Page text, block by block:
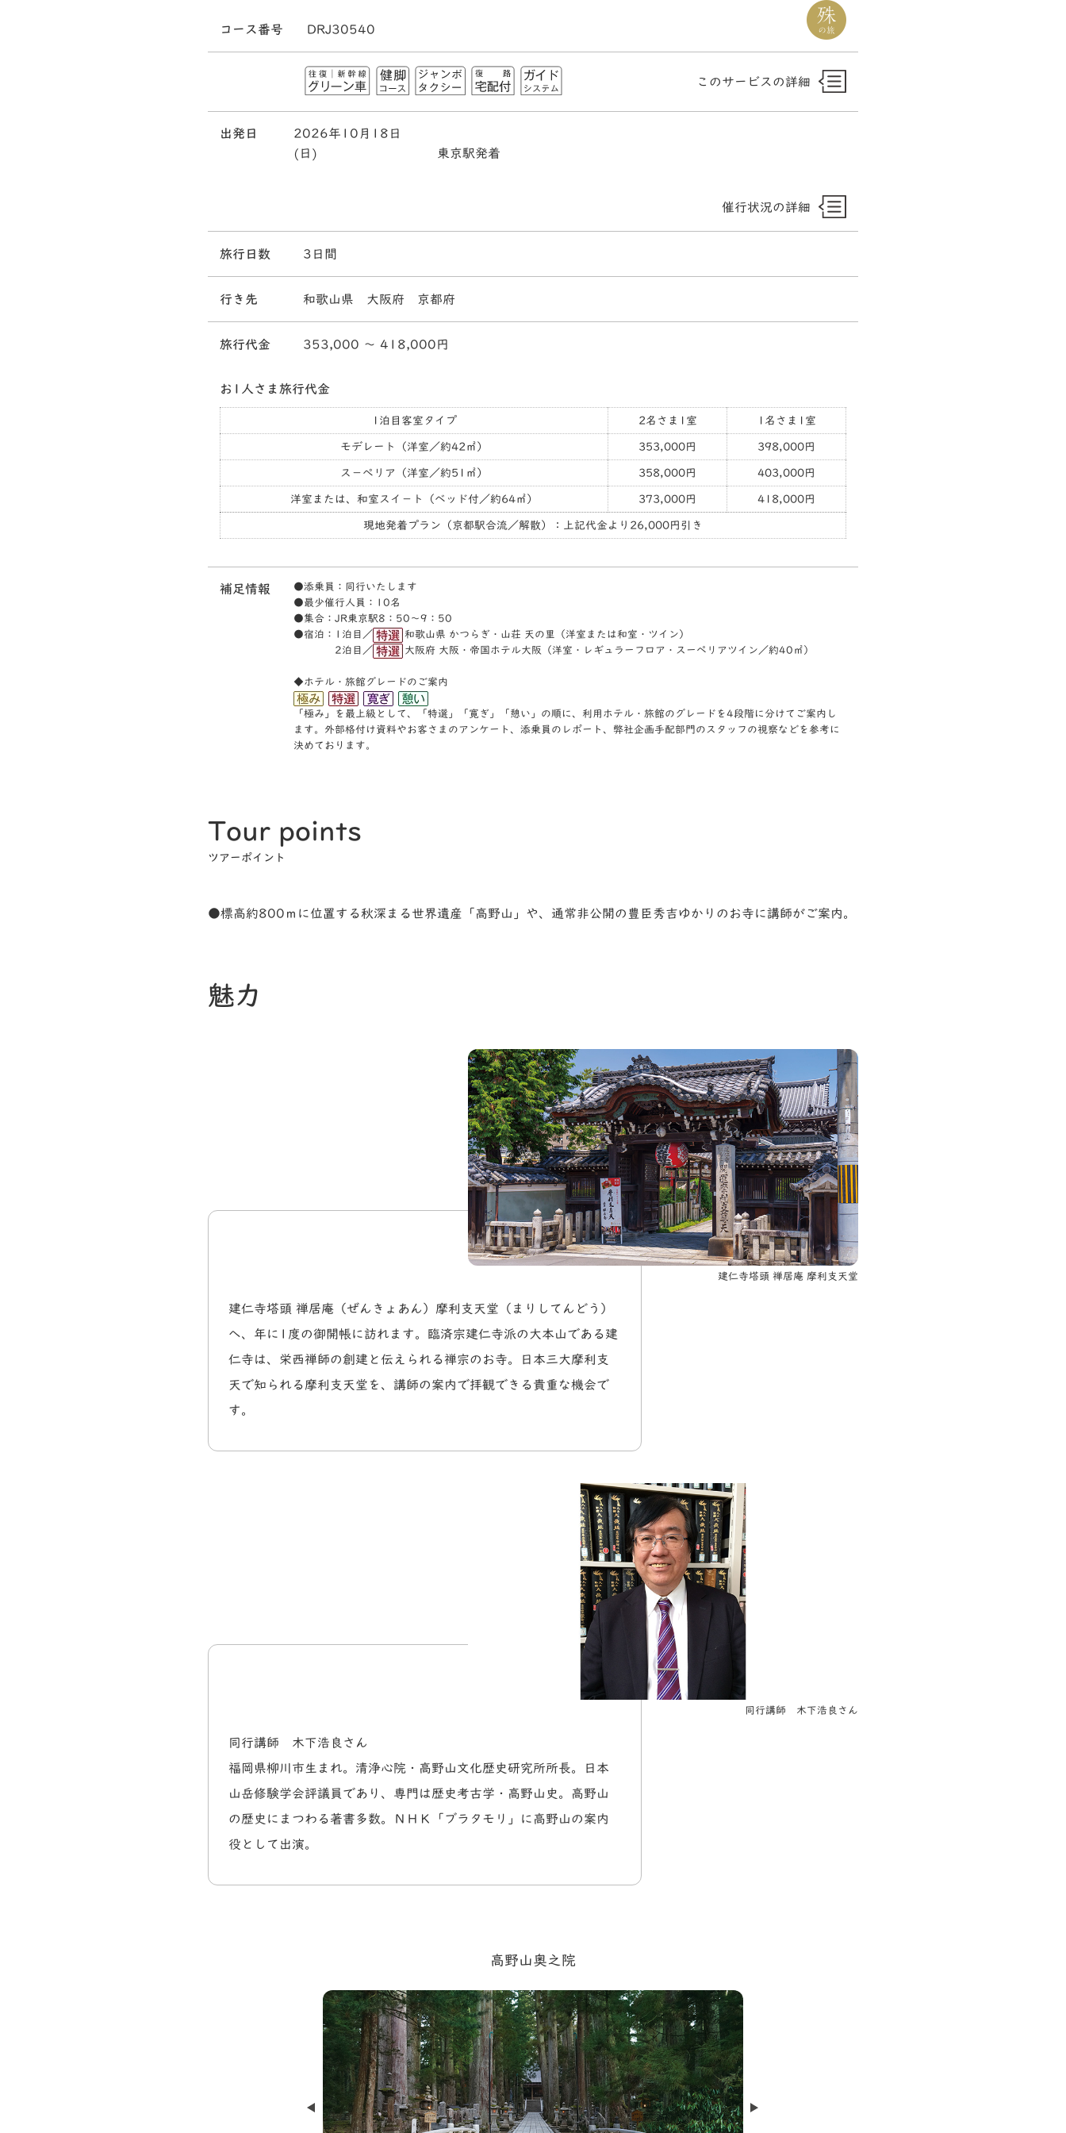
コース番号 DRJ30540
このサービスの詳細
出発日
2026年10月18日
(日)
東京駅発着
催行状況の詳細
旅行日数 3日間
行き先 和歌山県 大阪府 京都府
旅行代金 353,000 〜 418,000円
お1人さま旅行代金
1泊目客室タイプ 2名さま1室 1名さま1室
モデレート（洋室／約42㎡） 353,000円 398,000円
ス－ぺリア（洋室／約51㎡） 358,000円 403,000円
洋室または、和室スイ－ト（ベッド付／約64㎡） 373,000円 418,000円
現地発着プラン（京都駅合流／解散）：上記代金より26,000円引き
補足情報
●添乗員：同行いたします
●最少催行人員：10名
●集合：JR東京駅8：50～9：50
●宿泊：1泊目／
和歌山県 かつらぎ・山荘 天の里（洋室または和室・ツイン）
2泊目／
大阪府 大阪・帝国ホテル大阪（洋室・レギュラーフロア・スーペリアツイン／約40㎡）
◆ホテル・旅館グレードのご案内
「極み」を最上級として、「特選」「寛ぎ」「憩い」の順に、利⽤ホテル・旅館のグレードを4段階に分けてご案内し
ます。外部格付け資料やお客さまのアンケート、添乗員のレポート、弊社企画⼿配部⾨のスタッフの視察などを参考に
決めております。
Tour points
ツアーポイント
●標高約800ｍに位置する秋深まる世界遺産「高野山」や、通常非公開の豊臣秀吉ゆかりのお寺に講師がご案内。
魅力
建仁寺塔頭 禅居庵（ぜんきょあん）摩利支天堂（まりしてんどう）
へ、年に1度の御開帳に訪れます。臨済宗建仁寺派の大本山である建
仁寺は、栄西禅師の創建と伝えられる禅宗のお寺。日本三大摩利支
天で知られる摩利支天堂を、講師の案内で拝観できる貴重な機会で
す。
建仁寺塔頭 禅居庵 摩利支天堂
同行講師 木下浩良さん
福岡県柳川市生まれ。清浄心院・高野山文化歴史研究所所長。日本
山岳修験学会評議員であり、専門は歴史考古学・高野山史。高野山
の歴史にまつわる著書多数。ＮＨＫ「ブラタモリ」に高野山の案内
役として出演。
同行講師 木下浩良さん
高野山奥之院
Prev Next